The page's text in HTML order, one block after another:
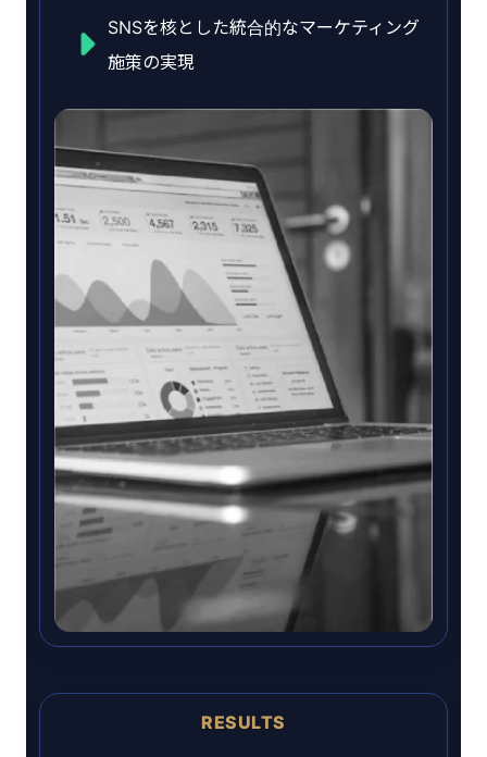
SNSを核とした統合的なマーケティング
施策の実現
RESULTS